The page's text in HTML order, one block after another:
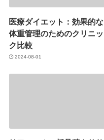
医療ダイエット：効果的な
体重管理のためのクリニッ
ク比較
2024-08-01